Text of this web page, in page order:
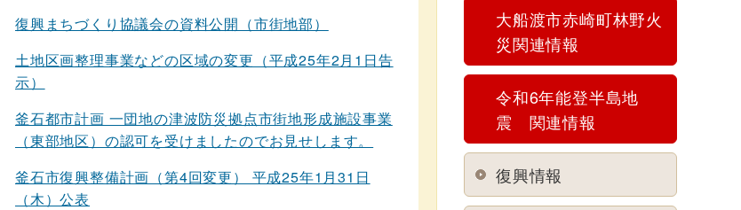
復興まちづくり協議会の資料公開（市街地部）
土地区画整理事業などの区域の変更（平成25年2月1日告
示）
釜石都市計画 一団地の津波防災拠点市街地形成施設事業
（東部地区）の認可を受けましたのでお見せします。
釜石市復興整備計画（第4回変更） 平成25年1月31日
（木）公表
大船渡市赤崎町林野火
災関連情報
令和6年能登半島地
震 関連情報
復興情報